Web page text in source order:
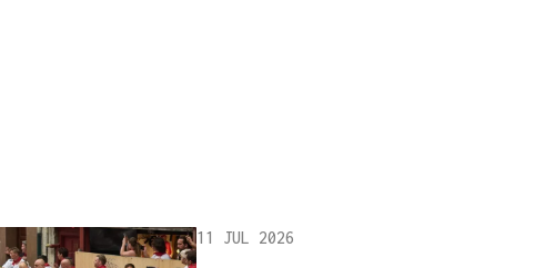
11 JUL 2026